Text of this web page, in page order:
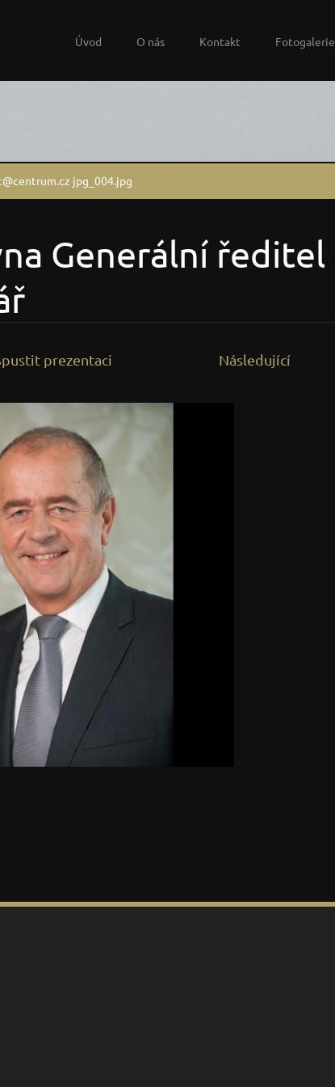
Úvod O nás Kontakt Fotogalerie
jpg_004.jpg
Generální ředitel
prezentaci Následující